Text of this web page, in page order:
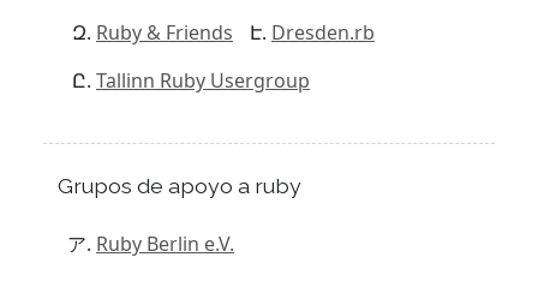
Ruby & Friends
Dresden.rb
Tallinn Ruby Usergroup
Grupos de apoyo a ruby
Ruby Berlin e.V.